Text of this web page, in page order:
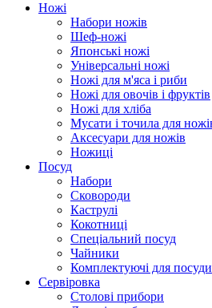
Ножі
Набори ножів
Шеф-ножі
Японські ножі
Універсальні ножі
Ножі для м'яса і риби
Ножі для овочів і фруктів
Ножі для хліба
Мусати і точила для
Аксесуари для ножів
Ножиці
Посуд
Набори
Сковороди
Каструлі
Кокотниці
Cпеціальний посуд
Чайники
Комплектуючі для посуди
Сервіровка
Столові прибори